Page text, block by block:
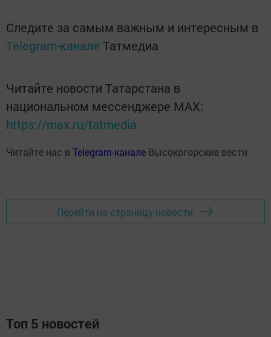
Следите за самым важным и интересным в
Telegram-канале Татмедиа
Читайте новости Татарстана в
национальном мессенджере MАХ:
https://max.ru/tatmedia
Читайте нас в Telegram-канале Высокогорские вести
Перейти на страницу новости
Топ 5 новостей